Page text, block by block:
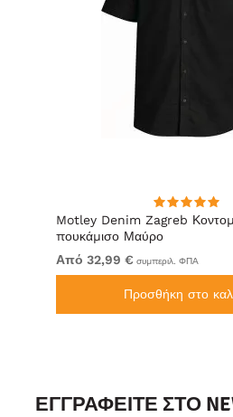
Motley Denim Zagreb
πουκάμισο Μαύρο
Από 32,99 € συμπεριλ. ΦΠΑ
Προσθήκη στο
ΕΓΓΡΑΦΕΊΤΕ ΣΤΟ